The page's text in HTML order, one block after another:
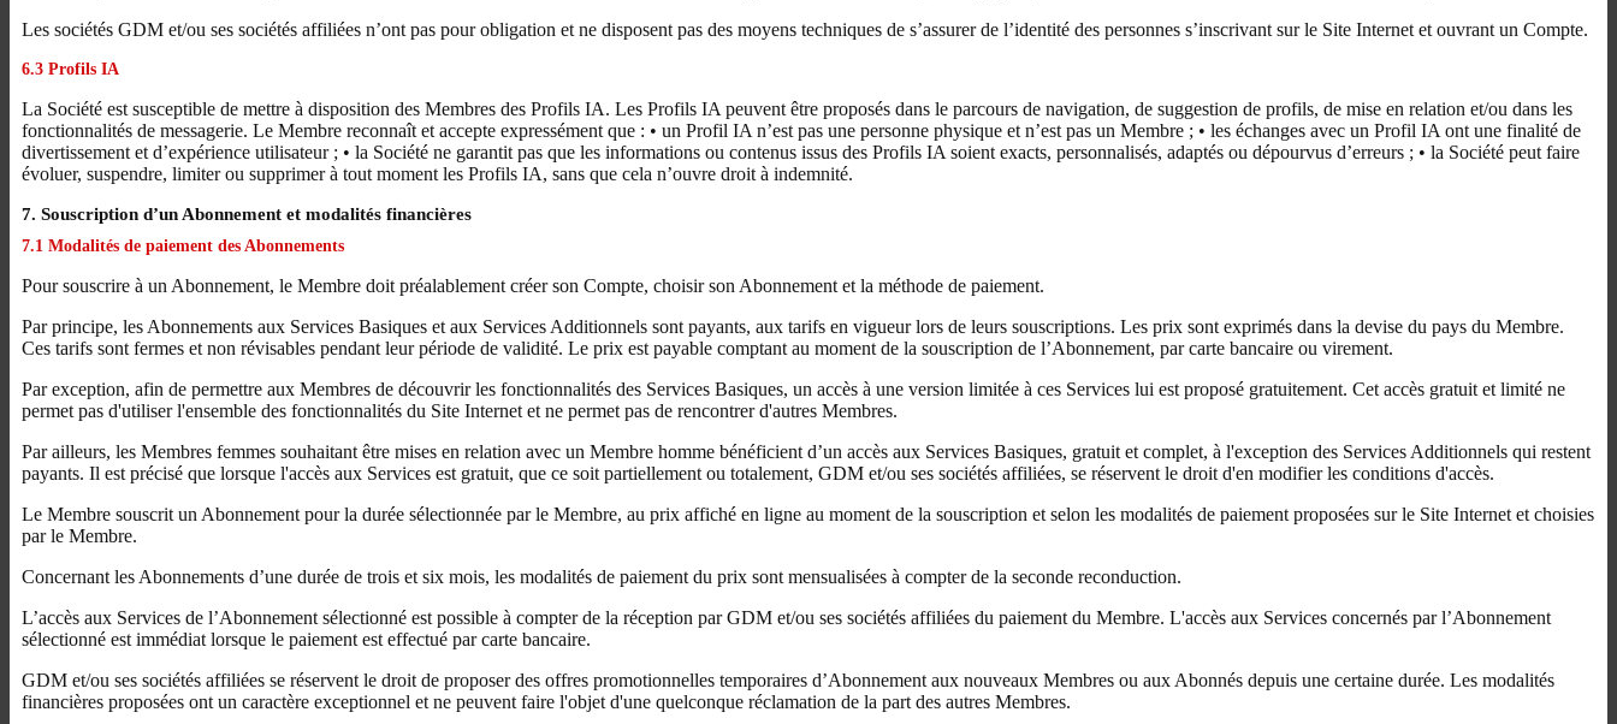
Les sociétés GDM et/ou ses sociétés affiliées n’ont pas pour obligation et ne disposent pas des moyens techniques de s’assurer de l’identité des personnes s’inscrivant sur le Site Internet et ouvrant un Compte.
6.3 Profils IA
La Société est susceptible de mettre à disposition des Membres des Profils IA. Les Profils IA peuvent être proposés dans le parcours de navigation, de suggestion de profils, de mise en relation et/ou dans les
fonctionnalités de messagerie. Le Membre reconnaît et accepte expressément que : • un Profil IA n’est pas une personne physique et n’est pas un Membre ; • les échanges avec un Profil IA ont une finalité de
divertissement et d’expérience utilisateur ; • la Société ne garantit pas que les informations ou contenus issus des Profils IA soient exacts, personnalisés, adaptés ou dépourvus d’erreurs ; • la Société peut faire
évoluer, suspendre, limiter ou supprimer à tout moment les Profils IA, sans que cela n’ouvre droit à indemnité.
7. Souscription d’un Abonnement et modalités financières
7.1 Modalités de paiement des Abonnements
Pour souscrire à un Abonnement, le Membre doit préalablement créer son Compte, choisir son Abonnement et la méthode de paiement.
Par principe, les Abonnements aux Services Basiques et aux Services Additionnels sont payants, aux tarifs en vigueur lors de leurs souscriptions. Les prix sont exprimés dans la devise du pays du Membre.
Ces tarifs sont fermes et non révisables pendant leur période de validité. Le prix est payable comptant au moment de la souscription de l’Abonnement, par carte bancaire ou virement.
Par exception, afin de permettre aux Membres de découvrir les fonctionnalités des Services Basiques, un accès à une version limitée à ces Services lui est proposé gratuitement. Cet accès gratuit et limité ne
permet pas d'utiliser l'ensemble des fonctionnalités du Site Internet et ne permet pas de rencontrer d'autres Membres.
Par ailleurs, les Membres femmes souhaitant être mises en relation avec un Membre homme bénéficient d’un accès aux Services Basiques, gratuit et complet, à l'exception des Services Additionnels qui restent
payants. Il est précisé que lorsque l'accès aux Services est gratuit, que ce soit partiellement ou totalement, GDM et/ou ses sociétés affiliées, se réservent le droit d'en modifier les conditions d'accès.
Le Membre souscrit un Abonnement pour la durée sélectionnée par le Membre, au prix affiché en ligne au moment de la souscription et selon les modalités de paiement proposées sur le Site Internet et choisies
par le Membre.
Concernant les Abonnements d’une durée de trois et six mois, les modalités de paiement du prix sont mensualisées à compter de la seconde reconduction.
L’accès aux Services de l’Abonnement sélectionné est possible à compter de la réception par GDM et/ou ses sociétés affiliées du paiement du Membre. L'accès aux Services concernés par l’Abonnement
sélectionné est immédiat lorsque le paiement est effectué par carte bancaire.
GDM et/ou ses sociétés affiliées se réservent le droit de proposer des offres promotionnelles temporaires d’Abonnement aux nouveaux Membres ou aux Abonnés depuis une certaine durée. Les modalités
financières proposées ont un caractère exceptionnel et ne peuvent faire l'objet d'une quelconque réclamation de la part des autres Membres.